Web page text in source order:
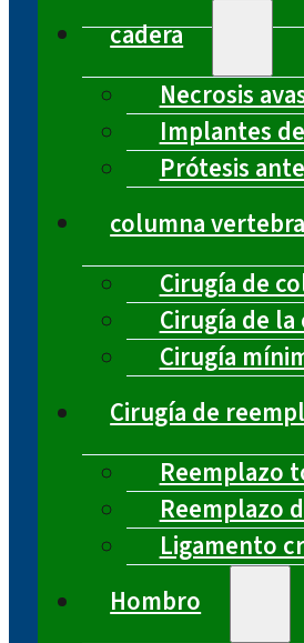
cadera
Necrosis
Implantes
Prótesis
columna
Cirugía de
Cirugía de
Cirugía
Cirugía de
Reemplazo
Reemplazo
Ligamento
Hombro